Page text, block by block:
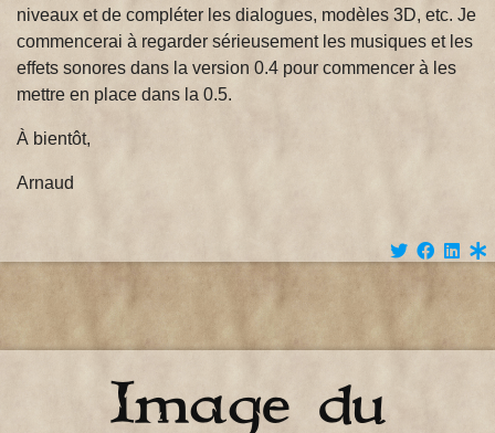
niveaux et de compléter les dialogues, modèles 3D, etc. Je
commencerai à regarder sérieusement les musiques et les
effets sonores dans la version 0.4 pour commencer à les
mettre en place dans la 0.5.
À bientôt,
Arnaud
Image du